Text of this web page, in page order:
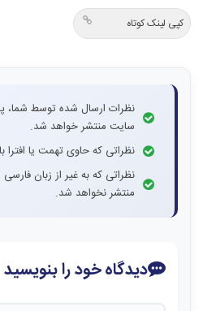
کپی لینک کوتاه
نظرات ارسال شده توسط شما،
سایت منتشر خواهد شد.
نظراتی که حاوی تهمت یا
نظراتی که به غیر از زبان فارسی
منتشر نخواهد شد.
دیدگاه خود را بنویسید